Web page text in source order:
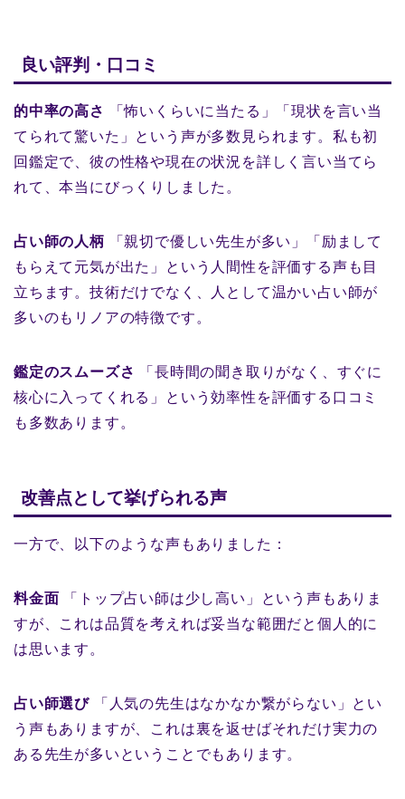
良い評判・口コミ
的中率の高さ
「怖いくらいに当たる」「現状を言い当
てられて驚いた」という声が多数見られます。私も初
回鑑定で、彼の性格や現在の状況を詳しく言い当てら
れて、本当にびっくりしました。
占い師の人柄
「親切で優しい先生が多い」「励まして
もらえて元気が出た」という人間性を評価する声も目
立ちます。技術だけでなく、人として温かい占い師が
多いのもリノアの特徴です。
鑑定のスムーズさ
「長時間の聞き取りがなく、すぐに
核心に入ってくれる」という効率性を評価する口コミ
も多数あります。
改善点として挙げられる声
一方で、以下のような声もありました：
料金面 「トップ占い師は少し高い」という声もありま
すが、これは品質を考えれば妥当な範囲だと個人的に
は思います。
占い師選び 「人気の先生はなかなか繋がらない」とい
う声もありますが、これは裏を返せばそれだけ実力の
ある先生が多いということでもあります。